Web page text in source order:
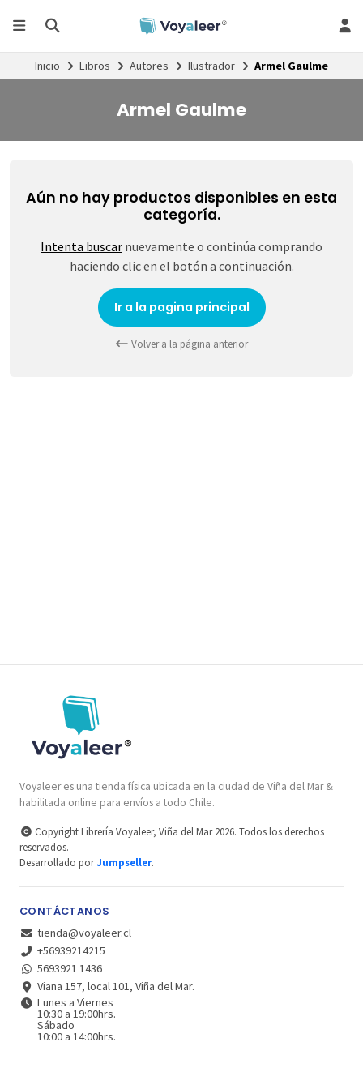
Inicio Libros Autores Ilustrador Armel Gaulme
Armel Gaulme
Aún no hay productos disponibles en esta
categoría.
Intenta buscar nuevamente o continúa comprando
haciendo clic en el botón a continuación.
Ir a la pagina principal
Volver a la página anterior
Voyaleer es una tienda física ubicada en la ciudad de Viña del Mar &
habilitada online para envíos a todo Chile.
Copyright Librería Voyaleer, Viña del Mar 2026. Todos los derechos
reservados.
Desarrollado porJumpseller.
CONTÁCTANOS
tienda@voyaleer.cl
+56939214215
5693921 1436
Viana 157, local 101, Viña del Mar.
Lunes a Viernes
10:30 a 19:00hrs.
Sábado
10:00 a 14:00hrs.